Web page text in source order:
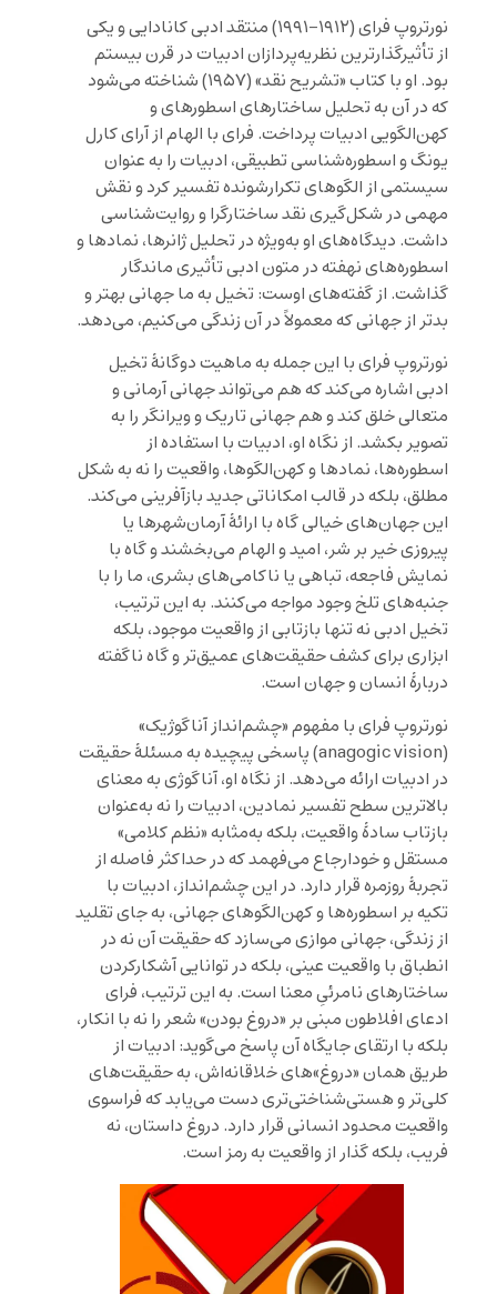
نورتروپ فرای (۱۹۱۲–۱۹۹۱) منتقد ادبی کانادایی و یکی
از تأثیرگذارترین نظریه‌پردازان ادبیات در قرن بیستم
بود. او با کتاب «تشریح نقد» (۱۹۵۷) شناخته می‌شود
که در آن به تحلیل ساختارهای اسطورهای و
کهن‌الگویی ادبیات پرداخت. فرای با الهام از آرای کارل
یونگ و اسطوره‌شناسی تطبیقی، ادبیات را به عنوان
سیستمی از الگوهای تکرارشونده تفسیر کرد و نقش
مهمی در شکل‌گیری نقد ساختارگرا و روایت‌شناسی
داشت. دیدگاه‌های او به‌ویژه در تحلیل ژانرها، نمادها و
اسطوره‌های نهفته در متون ادبی تأثیری ماندگار
گذاشت. از گفته‌های اوست: تخیل به ما جهانی بهتر و
بدتر از جهانی که معمولاً در آن زندگی می‌کنیم، می‌دهد.
نورتروپ فرای با این جمله به ماهیت دوگانهٔ تخیل
ادبی اشاره می‌کند که هم می‌تواند جهانی آرمانی و
متعالی خلق کند و هم جهانی تاریک و ویرانگر را به
تصویر بکشد. از نگاه او، ادبیات با استفاده از
اسطوره‌ها، نمادها و کهن‌الگوها، واقعیت را نه به شکل
مطلق، بلکه در قالب امکاناتی جدید بازآفرینی می‌کند.
این جهان‌های خیالی گاه با ارائهٔ آرمان‌شهرها یا
پیروزی خیر بر شر، امید و الهام می‌بخشند و گاه با
نمایش فاجعه، تباهی یا ناکامی‌های بشری، ما را با
جنبه‌های تلخ وجود مواجه می‌کنند. به این ترتیب،
تخیل ادبی نه تنها بازتابی از واقعیت موجود، بلکه
ابزاری برای کشف حقیقت‌های عمیق‌تر و گاه ناگفته
دربارهٔ انسان و جهان است.
نورتروپ فرای با مفهوم «چشم‌انداز آناگوژیک»
(anagogic vision) پاسخی پیچیده به مسئلهٔ حقیقت
در ادبیات ارائه می‌دهد. از نگاه او، آناگوژی به معنای
بالاترین سطح تفسیر نمادین، ادبیات را نه به‌عنوان
بازتاب سادهٔ واقعیت، بلکه به‌مثابه «نظم کلامی»
مستقل و خودارجاع می‌فهمد که در حداکثر فاصله از
تجربهٔ روزمره قرار دارد. در این چشم‌انداز، ادبیات با
تکیه بر اسطوره‌ها و کهن‌الگوهای جهانی، به جای تقلید
از زندگی، جهانی موازی می‌سازد که حقیقت آن نه در
انطباق با واقعیت عینی، بلکه در توانایی آشکارکردن
ساختارهای نامرئیِ معنا است. به این ترتیب، فرای
ادعای افلاطون مبنی بر «دروغ بودن» شعر را نه با انکار،
بلکه با ارتقای جایگاه آن پاسخ می‌گوید: ادبیات از
طریق همان «دروغ»‌های خلاقانه‌اش، به حقیقت‌های
کلی‌تر و هستی‌شناختی‌تری دست می‌یابد که فراسوی
واقعیت محدود انسانی قرار دارد. دروغ داستان، نه
فریب، بلکه گذار از واقعیت به رمز است.